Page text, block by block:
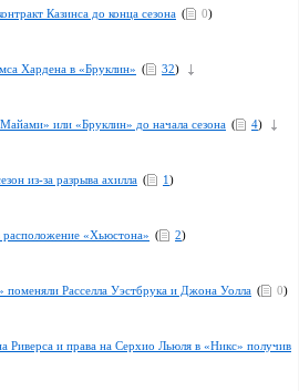
Казинса до конца сезона ( 0)
Хардена в «Бруклин» ( 32)
или «Бруклин» до начала сезона ( 4)
из-за разрыва ахилла ( 1)
«Хьюстона» ( 2)
Расселла Уэстбрука и Джона Уолла ( 0)
Риверса и права на Серхио Льюля в «Никс» получив